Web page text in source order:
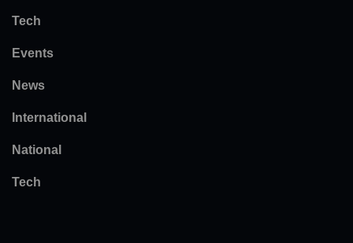
Tech
Events
News
International
National
Tech